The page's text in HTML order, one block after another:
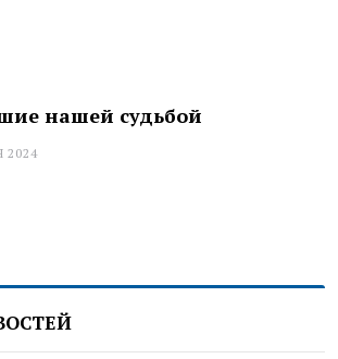
нашей судьбой
2024